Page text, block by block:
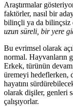
Araştırmalar
faktörler, nasıl bir
bilinçli ya da bilinçsiz
uzun süreli, bir yere
Bu evrimsel olarak
normal. Hayvanların
Erkek, türünün
üremeyi hedeflerken,
hayatını
olarak dişiler, genleri
çalışıyorlar.